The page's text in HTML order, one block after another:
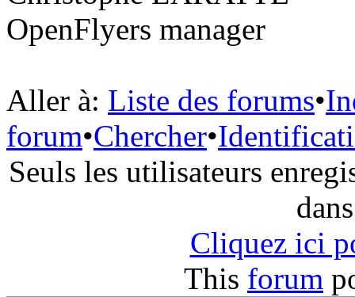
OpenFlyers manager
Aller à: Liste des forums•
forum•Chercher•
Seuls les utilisateurs
Cliquez ici
This forum